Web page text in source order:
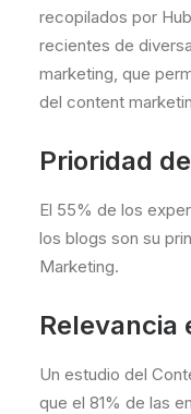
recopilados por
recientes de
marketing, que
del content
Prioridad
El 55% de los
los blogs son su
Marketing.
Relevancia
Un estudio del
que el 81% de las